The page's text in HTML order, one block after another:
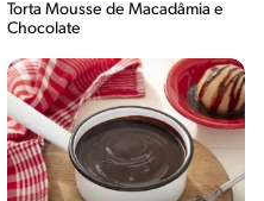
Torta Mousse de Macadâmia e
Chocolate